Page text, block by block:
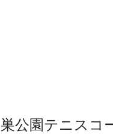
公園テニスコ